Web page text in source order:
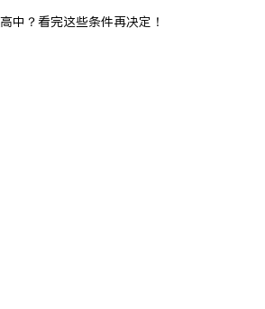
中？看完这些条件再决定！